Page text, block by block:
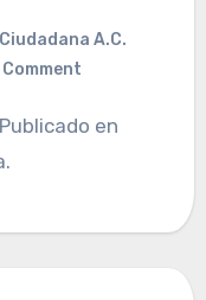
A.C.
Comment